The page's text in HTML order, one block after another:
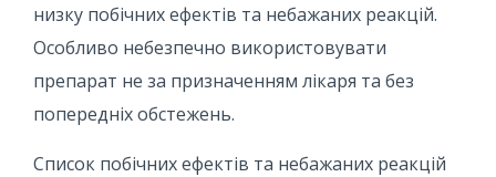
низку побічних ефектів та небажаних реакцій.
Особливо небезпечно використовувати
препарат не за призначенням лікаря та без
попередніх обстежень.
Список побічних ефектів та небажаних реакцій